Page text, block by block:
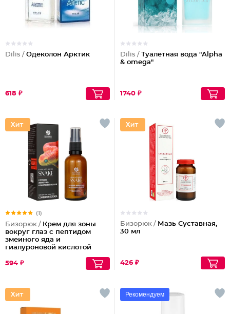
Dilis / Одеколон Арктик
618 ₽
Dilis / Туалетная вода "Alpha
& omega"
1740 ₽
(1)
Бизорюк / Крем для зоны
вокруг глаз с пептидом
змеиного яда и
гиалуроновой кислотой
594 ₽
Бизорюк / Мазь Суставная,
30 мл
426 ₽
Рекомендуем